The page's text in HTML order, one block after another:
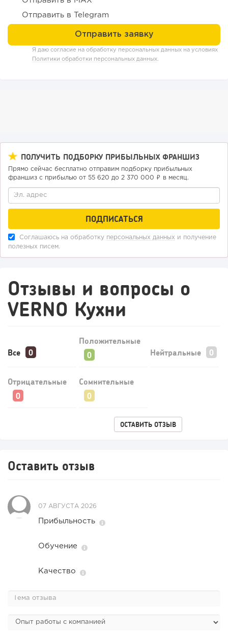
151
«Прибыль 20 млн в год, а я ездил на метро»: куда в
интернет-магазине...
101
Конференции августа 2026: лучшие мероприятия месяца
для бизнеса,...
Отправить в Telegram
Я даю согласие на обработку персональных данных на условиях
Политики обработки персональных данных.
ПОЛУЧИТЬ ПОДБОРКУ ПРИБЫЛЬНЫХ ФРАНШИЗ
Прямо сейчас бесплатно отправим подборку прибыльных
франшиз с прибылью от 55 620 до 2 370 000 ₽ в месяц.
Соглашаюсь на обработку персональных данных и получение
полезных писем.
Отзывы и вопросы о
VERNO Кухни
Все
Положительные
Нейтральные
Отрицательные Сомнительные
ОСТАВИТЬ ОТЗЫВ
Оставить отзыв
07 АВГУСТА 2026
Прибыльность
Обучение
Качество